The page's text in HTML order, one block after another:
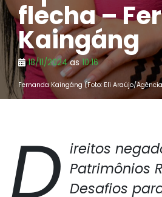
flecha –
Kaingáng
18/11/2024as10:16
Fernanda Kaingáng (Foto: Eli Araújo/
D ireitos
Patrimônios
Desafios